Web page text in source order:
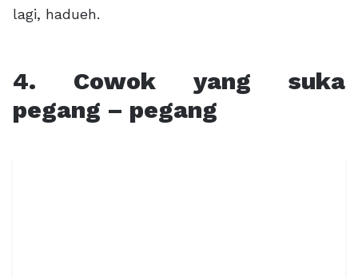
lagi, hadueh.
4. Cowok yang suka
pegang – pegang